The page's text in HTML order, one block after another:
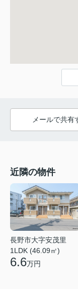
メールで共有
近隣の物件
長野市大字安茂里
1LDK (46.09㎡)
6.6万円